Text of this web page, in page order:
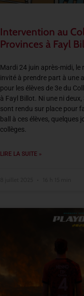
Intervention au
Provinces à Fayl
Mardi 24 juin après-midi, le
invité à prendre part à une
pour les élèves de 3e du
à Fayl Billot. Ni une ni
sont rendu sur place pour
ball à ces élèves, quelques
collèges.
LIRE LA SUITE »